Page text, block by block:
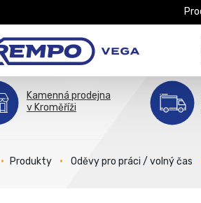
Kamenná prodejna
v Kroměříži
Produkty Oděvy pro práci / volný čas